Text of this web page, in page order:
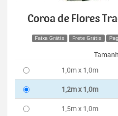
Coroa de Flores
Faixa Grátis Frete Grátis
1,0m x 1,0m
1,2m x 1,0m
1,5m x 1,0m